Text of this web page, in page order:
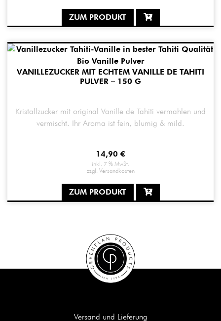
ZUM PRODUKT
VANILLEZUCKER MIT ECHTEM VANILLE DE TAHITI
PULVER – 150 G
Kristallzucker mit original Vanille de Tahiti vermahlen und
vermischt. Ihr Aroma ist fein, blumig & mild.
14,90 €
inkl. 7 % MwSt.
zzgl. Versandkosten
ZUM PRODUKT
Versand und Lieferung